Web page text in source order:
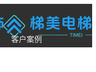
客户案例